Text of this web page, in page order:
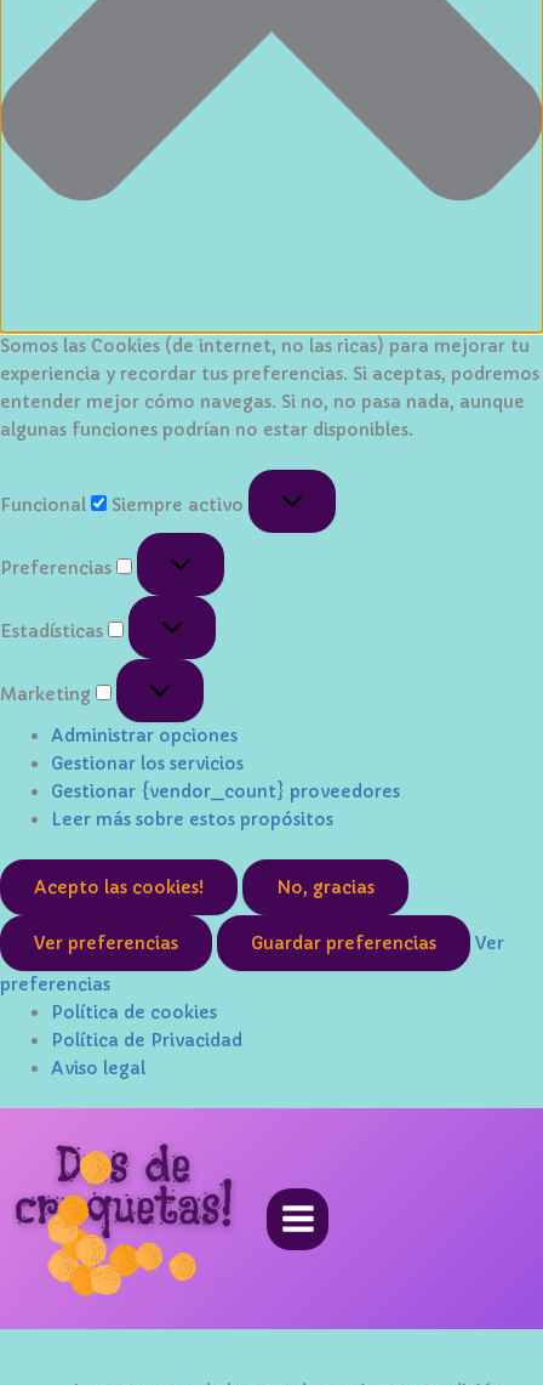
Somos las Cookies (de internet, no las ricas) para mejorar tu
experiencia y recordar tus preferencias. Si aceptas, podremos
entender mejor cómo navegas. Si no, no pasa nada, aunque
algunas funciones podrían no estar disponibles.
Funcional
Siempre activo
Preferencias
Preferencias
Estadísticas
Estadísticas
Marketing
Marketing
Administrar opciones
Gestionar los servicios
Gestionar {vendor_count} proveedores
Leer más sobre estos propósitos
Acepto las cookies! No, gracias
Ver preferencias Guardar preferencias
Ver
preferencias
Política de cookies
Política de Privacidad
Aviso legal
contenido